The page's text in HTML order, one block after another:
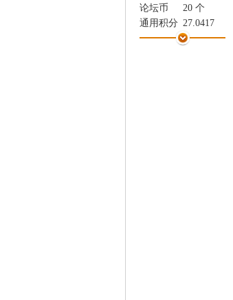
论坛币
20 个
通用积分 27.0417
学术水平
0 点